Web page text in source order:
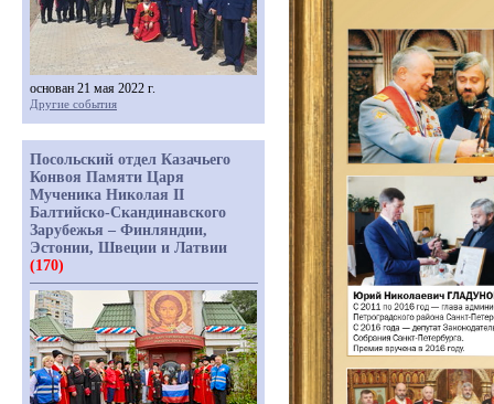
основан 21 мая 2022 г.
Другие события
Посольский отдел Казачьего
Конвоя Памяти Царя
Мученика Николая II
Балтийско-Скандинавского
Зарубежья – Финляндии,
Эстонии, Швеции и Латвии
(170)